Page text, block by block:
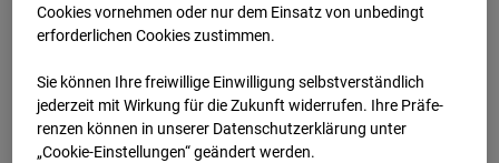
Zur Übersicht
Europe/Berlin
Cookies vornehmen oder nur dem Einsatz von unbedingt
erforderlichen Cookies zustimmen.
Sie können Ihre freiwillige Einwilligung selbstverständlich
jederzeit mit Wirkung für die Zukunft widerrufen. Ihre Prä­fe­
renzen können in unserer Datenschutzerklärung unter
„Cookie-Einstellungen“ geändert werden.